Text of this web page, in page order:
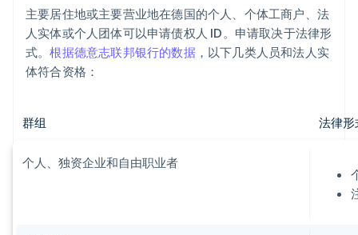
主要居住地或主要营业地在德国的个人、个体工商户、法
人实体或个人团体可以申请债权人 ID。申请取决于法律形
式。根据德意志联邦银行的数据，以下几类人员和法人实
体符合资格：
群组 法律形
个人、独资企业和自由职业者